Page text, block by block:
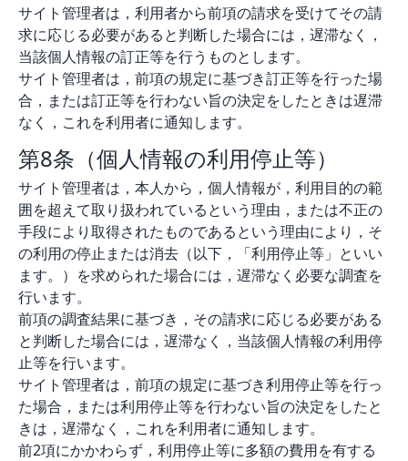
サイト管理者は，利用者から前項の請求を受けてその請
求に応じる必要があると判断した場合には，遅滞なく，
当該個人情報の訂正等を行うものとします。
サイト管理者は，前項の規定に基づき訂正等を行った場
合，または訂正等を行わない旨の決定をしたときは遅滞
なく，これを利用者に通知します。
第8条（個人情報の利用停止等）
サイト管理者は，本人から，個人情報が，利用目的の範
囲を超えて取り扱われているという理由，または不正の
手段により取得されたものであるという理由により，そ
の利用の停止または消去（以下，「利用停止等」といい
ます。）を求められた場合には，遅滞なく必要な調査を
行います。
前項の調査結果に基づき，その請求に応じる必要がある
と判断した場合には，遅滞なく，当該個人情報の利用停
止等を行います。
サイト管理者は，前項の規定に基づき利用停止等を行っ
た場合，または利用停止等を行わない旨の決定をしたと
きは，遅滞なく，これを利用者に通知します。
前2項にかかわらず，利用停止等に多額の費用を有する